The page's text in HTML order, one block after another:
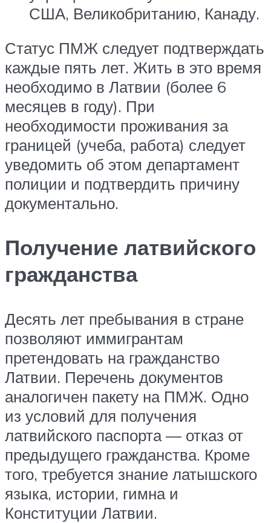
США, Великобританию, Канаду.
Статус ПМЖ следует подтверждать
каждые пять лет. Жить в это время
необходимо в Латвии (более 6
месяцев в году). При
необходимости проживания за
границей (учеба, работа) следует
уведомить об этом департамент
полиции и подтвердить причину
документально.
Получение латвийского
гражданства
Десять лет пребывания в стране
позволяют иммигрантам
претендовать на гражданство
Латвии. Перечень документов
аналогичен пакету на ПМЖ. Одно
из условий для получения
латвийского паспорта — отказ от
предыдущего гражданства. Кроме
того, требуется знание латышского
языка, истории, гимна и
Конституции Латвии.